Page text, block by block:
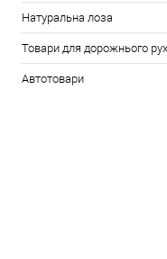
Натуральна лоза
Товари для дорожнього
Автотовари